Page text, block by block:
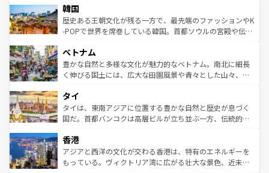
はコンテンツ一覧
いる。アクティビティも充実しており、サーフィンやダイ
ビング、ハイキングなど、アウトドア好きにはたまらな
い。オーストラリアの多彩な魅力を存分に味わいつくそ
参照してほしい。
ン）、静ひつな山岳地帯である台湾東部など、都市の喧騒
と山間の静けさが共存しており、訪れる人に新しい発見と
驚きをもたらしてくれる。また、奥深い台湾の食文化も魅
容にもいいと評判のスイーツなど、バラエティ豊かな料理
が味わえる。 なお、新着の台湾情報は コンテンツ一覧を参
照してほしい。
韓国
歴史ある王朝文化が残る一方で、最先端のファッションやK
-POPで世界を席巻している韓国。首都ソウルの宮殿や伝統
き、地方に足を延ばせば四季折々の自然美を楽しむことが
できる。そして、キムチや焼肉、絶品のストリートフード
まで、さまざまな韓国料理が待っている。夜には、韓国な
リティに包まれながら、韓国の多彩な魅力を心ゆくまで味
わってみてほしい。 なお、新着の韓国情報はコンテンツ一
覧を参照してほしい。
ベトナム
豊かな自然と多様な文化が魅力的なベトナム。南北に細長
く伸びる国土には、広大な田園風景や青々とした山々、世
急速な発展と共に伝統が息づく。ハノイの古い町並みやホ
ーチミン市のフランス統治時代の建物も、独特の雰囲気を
醸し出している。また、バラエティの豊かさとおいしさで
とつ。フォーやバインミー、ベトナムコーヒーなどは、ぜ
ひ現地で味わいたい。どの地域を訪れてもあたたかい人々
が旅行者を迎えてくれるので、きっと忘れられない旅にな
タイ
タイは、東南アジアに位置する豊かな自然と歴史が息づく
国だ。首都バンコクは高層ビルが立ち並ぶ一方、伝統的な
の活気が交差している。北部ではチェンマイなどの山岳地
帯で自然と触れ合い、南部ではプーケットやクラビの美し
いビーチでリゾート気分を楽しむことができる。タイ料理
香港
アジアと西洋の文化が交わる香港は、特有のエネルギーを
もっている。ヴィクトリア湾に広がる壮大な景色、近未来